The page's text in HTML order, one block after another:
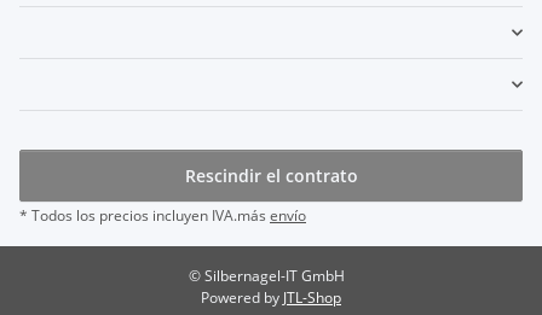
Rescindir el contrato
* Todos los precios incluyen IVA.más envío
© Silbernagel-IT GmbH
Powered by JTL-Shop